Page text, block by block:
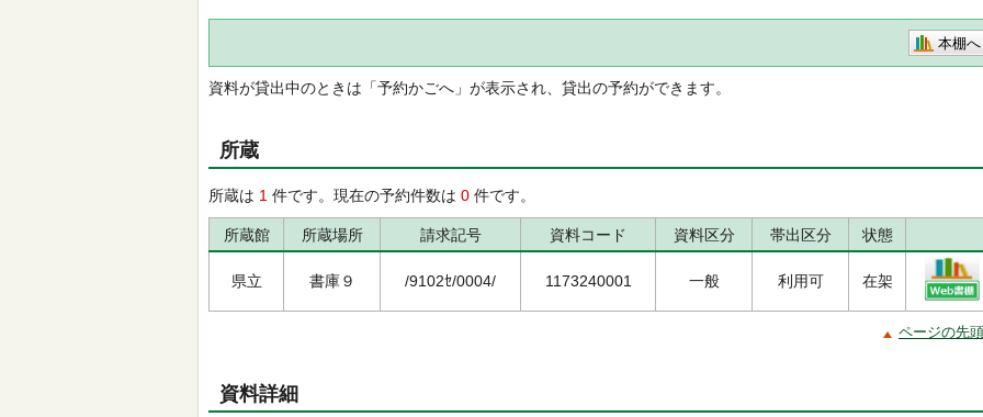
本棚へ
資料が貸出中のときは「予約かごへ」が表示され、貸出の予約ができます。
所蔵
所蔵は 1 件です。現在の予約件数は 0 件です。
所蔵館 所蔵場所 請求記号 資料コード 資料区分 帯出区分 状態
県立 書庫９ /9102ｾ/0004/ 1173240001 一般 利用可 在架
ページの先
資料詳細